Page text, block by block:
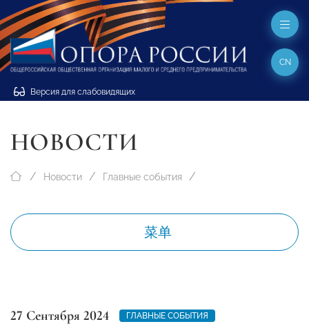
Версия для слабовидящих
CN
НОВОСТИ
Новости Главные события
菜单
27 Сентября 2024 ГЛАВНЫЕ СОБЫТИЯ